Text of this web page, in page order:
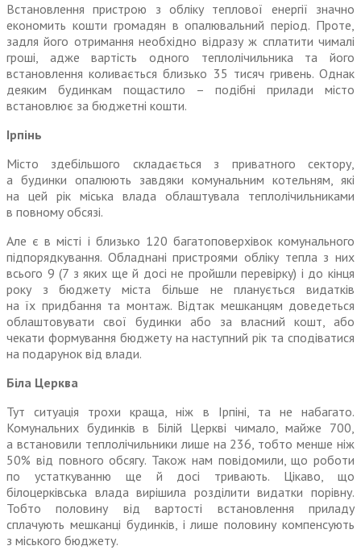
Встановлення пристрою з обліку теплової енергії значно
економить кошти громадян в опалювальний період. Проте,
задля його отримання необхідно відразу ж сплатити чималі
гроші, адже вартість одного теплолічильника та його
встановлення коливається близько 35 тисяч гривень. Однак
деяким будинкам пощастило – подібні прилади місто
встановлює за бюджетні кошти.
Ірпінь
Місто здебільшого складається з приватного сектору,
а будинки опалюють завдяки комунальним котельням, які
на цей рік міська влада облаштувала теплолічильниками
в повному обсязі.
Але є в місті і близько 120 багатоповерхівок комунального
підпорядкування. Обладнані пристроями обліку тепла з них
всього 9 (7 з яких ще й досіне пройшли перевірку) і до кінця
року з бюджету міста більше непланується видатків
на їх придбання та монтаж. Відтак мешканцям доведеться
облаштовувати свої будинки або за власний кошт, або
чекати формування бюджету на наступний рік та сподіватися
на подарунок від влади.
Біла Церква
Тут ситуація трохи краща, ніж в Ірпіні, та ненабагато.
Комунальних будинків в Білій Церкві чимало, майже 700,
а встановили теплолічильники лише на 236, тобто менше ніж
50% від повного обсягу. Також нам повідомили, що роботи
по устаткуванню ще й досі тривають. Цікаво, що
білоцерківська влада вирішила розділити видатки порівну.
Тобто половину від вартості встановлення приладу
сплачують мешканці будинків, і лише половину компенсують
з міського бюджету.